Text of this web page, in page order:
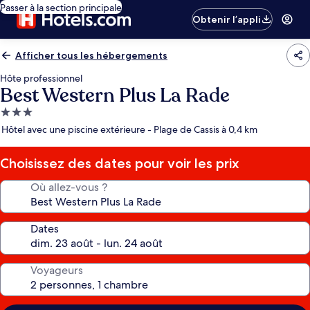
Passer à la section principale
Obtenir l’appli
Afficher tous les hébergements
Hôte professionnel
Best Western Plus La Rade
Hébergement
3.0 étoiles
Hôtel avec une piscine extérieure - Plage de Cassis à 0,4 km
Choisissez des dates pour voir les prix
Où allez-vous ?
Dates
Voyageurs